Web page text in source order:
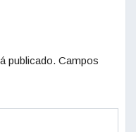
publicado. Campos